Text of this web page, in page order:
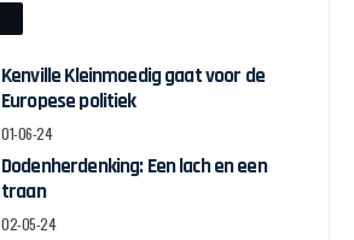
Kenville Kleinmoedig gaat voor de
Europese politiek
01-06-24
Dodenherdenking: Een lach en een
traan
02-05-24